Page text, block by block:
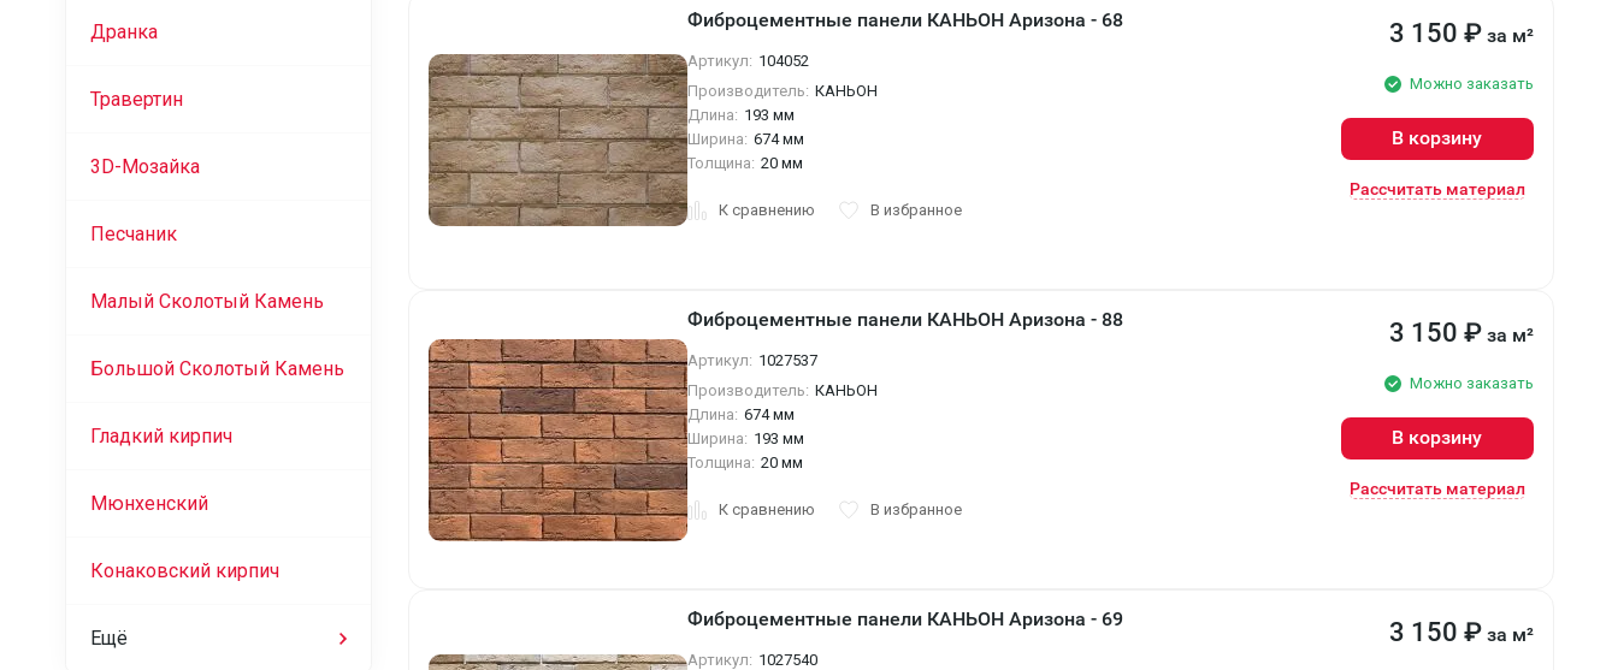
Фиброцементные панели КАНЬОН Аризона - 68
Артикул: 104052
Производитель: КАНЬОН
Длина: 193 мм
Ширина: 674 мм
Толщина: 20 мм
К сравнению В избранное
3 150 ₽ за м²
Можно заказать
В корзину
Рассчитать материал
Фиброцементные панели КАНЬОН Аризона - 88
Артикул: 1027537
Производитель: КАНЬОН
Длина: 674 мм
Ширина: 193 мм
Толщина: 20 мм
К сравнению В избранное
3 150 ₽ за м²
Можно заказать
В корзину
Рассчитать материал
Фиброцементные панели КАНЬОН Аризона - 69
Артикул: 1027540
3 150 ₽ за м²
Дранка
Травертин
3D-Мозайка
Песчаник
Малый Сколотый Камень
Большой Сколотый Камень
Гладкий кирпич
Мюнхенский
Конаковский кирпич
Ещё